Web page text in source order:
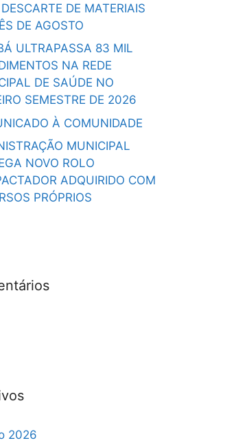
DE MATERIAIS
DE AGOSTO
ULTRAPASSA 83 MIL
NA REDE
DE SAÚDE NO
SEMESTRE DE 2026
À COMUNIDADE
MUNICIPAL
NOVO ROLO
ADQUIRIDO COM
PRÓPRIOS
2026